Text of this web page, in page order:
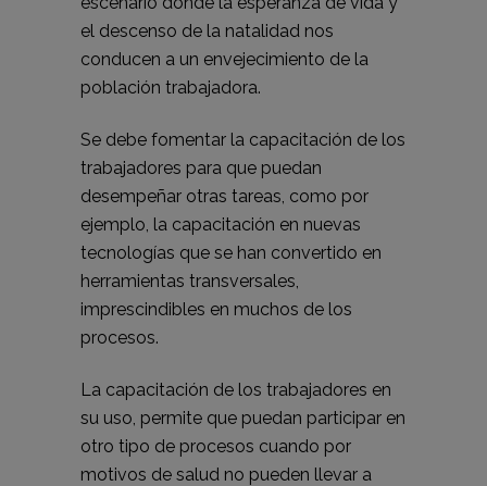
el descenso de la natalidad nos
conducen a un envejecimiento de la
población trabajadora.
Se debe fomentar la capacitación de los
trabajadores para que puedan
desempeñar otras tareas, como por
ejemplo, la capacitación en nuevas
tecnologías que se han convertido en
herramientas transversales,
imprescindibles en muchos de los
procesos.
La capacitación de los trabajadores en
su uso, permite que puedan participar en
otro tipo de procesos cuando por
motivos de salud no pueden llevar a